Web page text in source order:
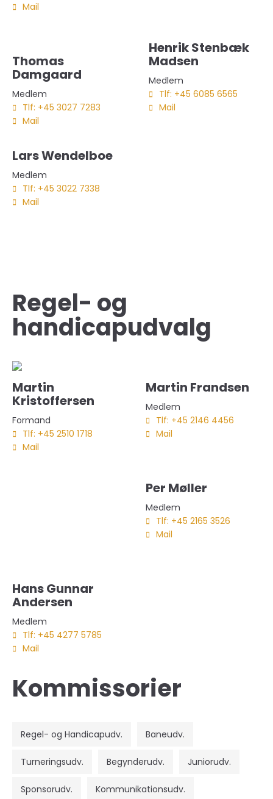
Mail
Thomas
Damgaard
Medlem
Tlf: +45 3027 7283
Mail
Henrik Stenbæk
Madsen
Medlem
Tlf: +45 6085 6565
Mail
Lars Wendelboe
Medlem
Tlf: +45 3022 7338
Mail
Regel- og
handicapudvalg
Martin
Kristoffersen
Formand
Tlf: +45 2510 1718
Mail
Martin Frandsen
Medlem
Tlf: +45 2146 4456
Mail
Per Møller
Medlem
Tlf: +45 2165 3526
Mail
Hans Gunnar
Andersen
Medlem
Tlf: +45 4277 5785
Mail
Kommissorier
Regel- og Handicapudv. Baneudv.
Turneringsudv. Begynderudv. Juniorudv.
Sponsorudv. Kommunikationsudv.